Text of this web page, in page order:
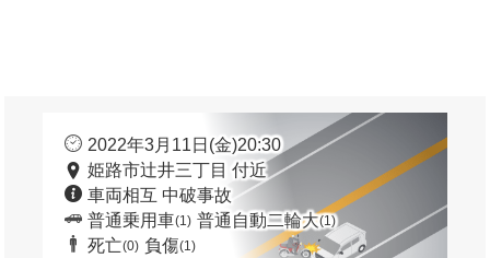
2022年3月11日(金)20:30
姫路市辻井三丁目 付近
車両相互 中破事故
普通乗用車(1) 普通自動二輪大(1)
死亡(0) 負傷(1)